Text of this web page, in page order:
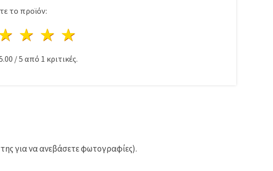
το προϊόν:
4 Αστέρια
3 Αστέρια
2 Αστέρια
Αστέρι
/5 από 1 κριτικές.
για να ανεβάσετε φωτογραφίες).